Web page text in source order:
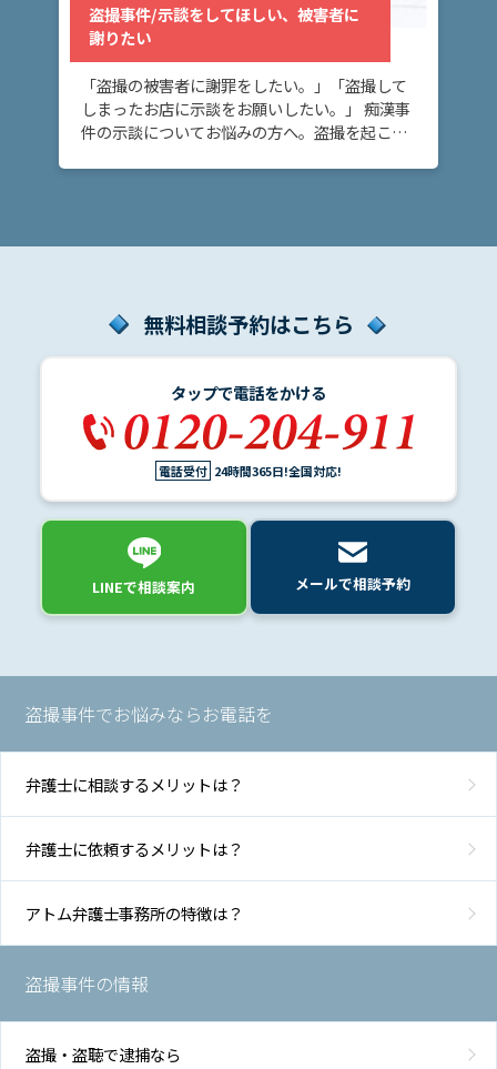
盗撮事件/示談をしてほしい、被害者に
謝りたい
「盗撮の被害者に謝罪をしたい。」「盗撮して
しまったお店に示談をお願いしたい。」 痴漢事
件の示談についてお悩みの方へ。盗撮を起こし
無料相談予約はこちら
タップで電話をかける
電話受付 24時間365日!全国対応!
LINEで相談案内 メールで相談予約
盗撮事件でお悩みならお電話を
弁護士に相談するメリットは？
弁護士に依頼するメリットは？
アトム弁護士事務所の特徴は？
盗撮事件の情報
盗撮・盗聴で逮捕なら